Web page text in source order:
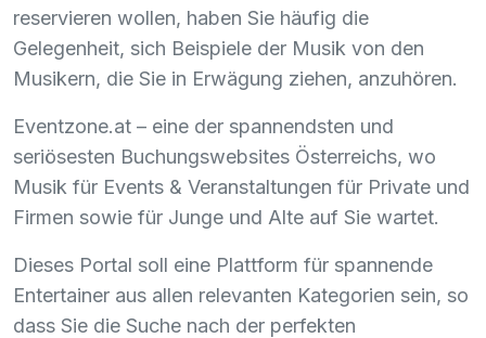
reservieren wollen, haben Sie häufig die
Gelegenheit, sich Beispiele der Musik von den
Musikern, die Sie in Erwägung ziehen, anzuhören.
Eventzone.at – eine der spannendsten und
seriösesten Buchungswebsites Österreichs, wo
Musik für Events & Veranstaltungen für Private und
Firmen sowie für Junge und Alte auf Sie wartet.
Dieses Portal soll eine Plattform für spannende
Entertainer aus allen relevanten Kategorien sein, so
dass Sie die Suche nach der perfekten